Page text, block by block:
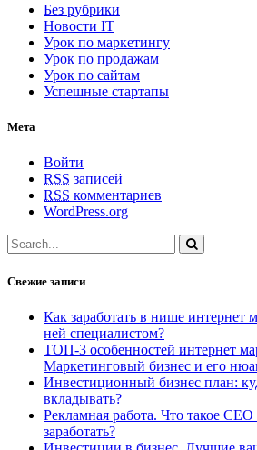
Без рубрики
Новости IT
Урок по маркетингу
Урок по продажам
Урок по сайтам
Успешные стартапы
Мета
Войти
RSS записей
RSS комментариев
WordPress.org
Свежие записи
Как заработать в нише интернет
ней специалистом?
ТОП-3 особенностей интернет
Маркетинговый бизнес и его
Инвестиционный бизнес план:
вкладывать?
Рекламная работа. Что такое СЕО
заработать?